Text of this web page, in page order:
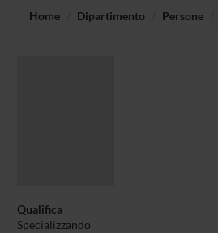
Home Dipartimento Persone
Qualifica
Specializzando